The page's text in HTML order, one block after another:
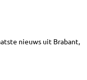
nieuws uit Brabant,